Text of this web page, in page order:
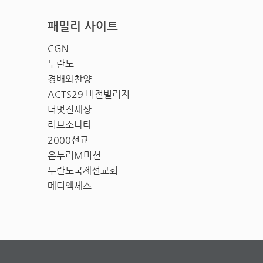
패밀리 사이트
CGN
두란노
경배와찬양
ACTS29 비전빌리지
더멋진세상
러브소나타
2000선교
온누리M미션
두란노국제선교회
메디엑세스